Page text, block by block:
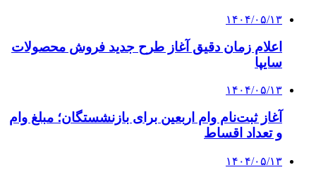
۱۴۰۴/۰۵/۱۳
اعلام زمان دقیق آغاز طرح جدید فروش محصولات
سایپا
۱۴۰۴/۰۵/۱۳
آغاز ثبت‌نام وام اربعین برای بازنشستگان؛ مبلغ وام
و تعداد اقساط
۱۴۰۴/۰۵/۱۳